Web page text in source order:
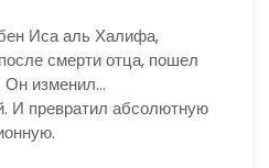
Иса аль Халифа,
смерти отца, пошел
Он изменил…
И превратил абсолютную